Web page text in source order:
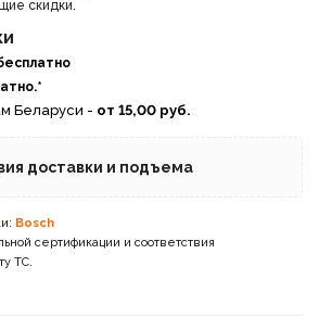
скидки.
Беларуси - от 15,00 руб.
доставки и подъема
Bosch
сертификации и соответствия
ТС.